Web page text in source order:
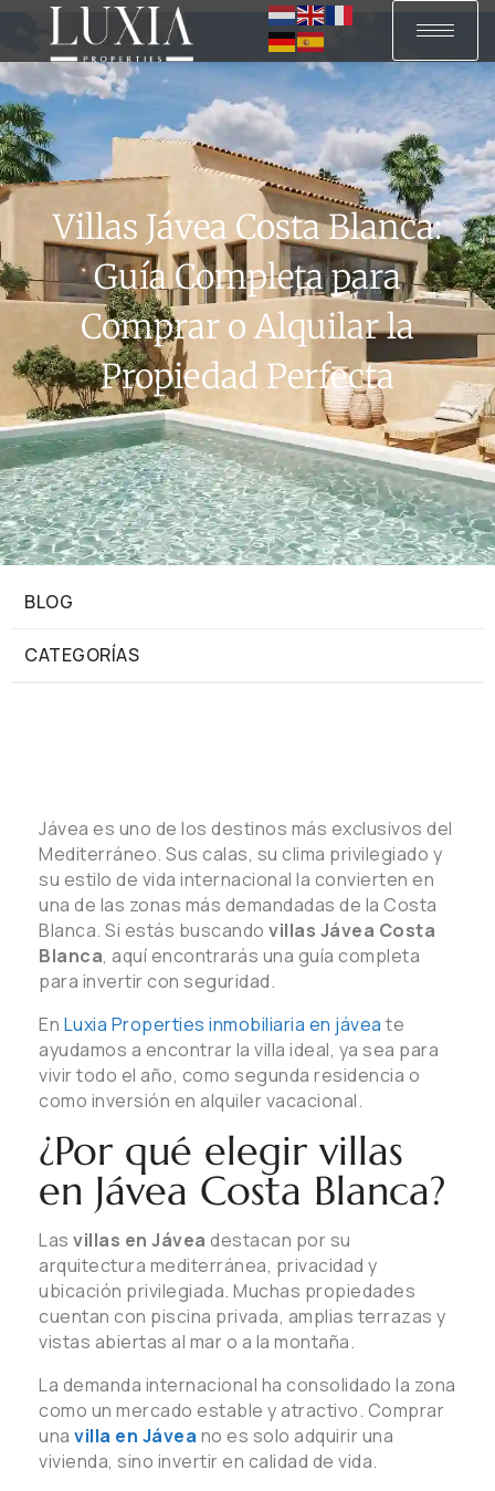
Villas Jávea Costa Blanca:
Guía Completa para
Comprar o Alquilar la
Propiedad Perfecta
BLOG
CATEGORÍAS
Jávea es uno de los destinos más exclusivos del
Mediterráneo. Sus calas, su clima privilegiado y
su estilo de vida internacional la convierten en
una de las zonas más demandadas de la Costa
Blanca. Si estás buscando villas Jávea Costa
Blanca, aquí encontrarás una guía completa
para invertir con seguridad.
En Luxia Properties inmobiliaria en jávea te
ayudamos a encontrar la villa ideal, ya sea para
vivir todo el año, como segunda residencia o
como inversión en alquiler vacacional.
¿Por qué elegir villas
en Jávea Costa Blanca?
Las villas en Jávea destacan por su
arquitectura mediterránea, privacidad y
ubicación privilegiada. Muchas propiedades
cuentan con piscina privada, amplias terrazas y
vistas abiertas al mar o a la montaña.
La demanda internacional ha consolidado la zona
como un mercado estable y atractivo. Comprar
una villa en Jávea no es solo adquirir una
vivienda, sino invertir en calidad de vida.